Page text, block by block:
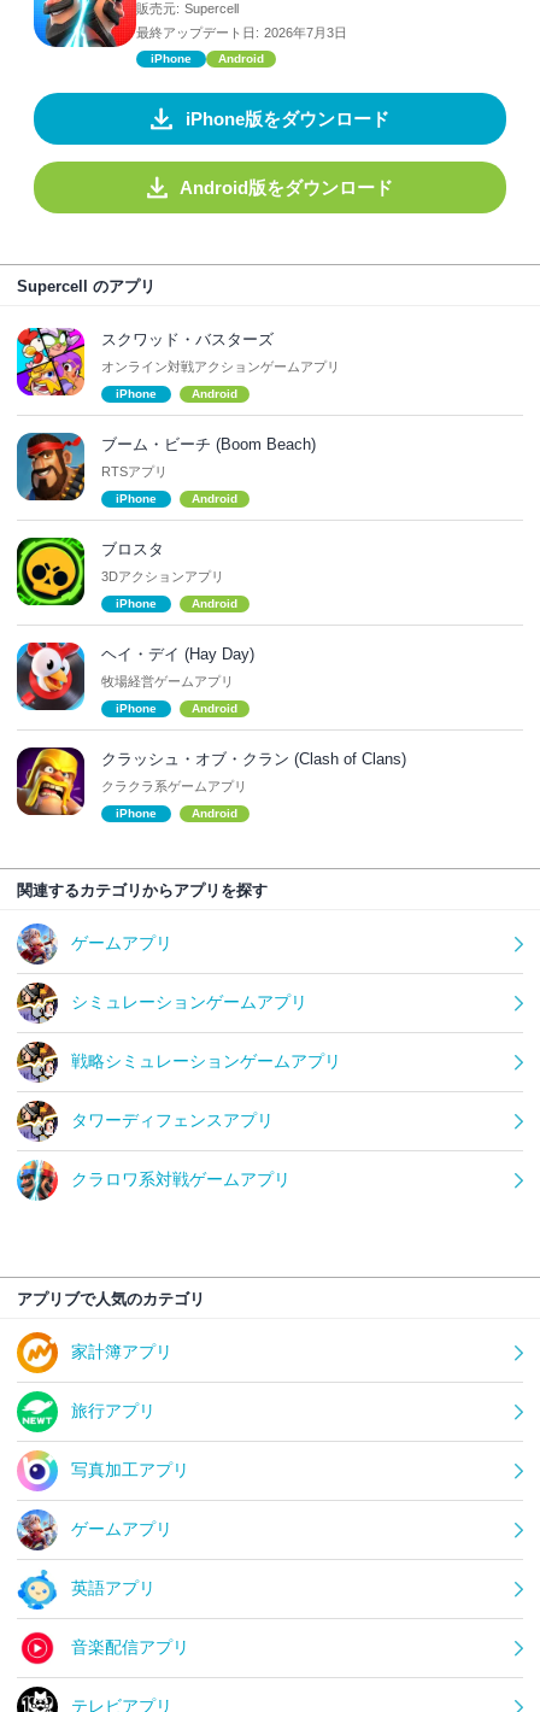
販売元: Supercell
最終アップデート日: 2026年7月3日
iPhone Android
iPhone版をダウンロード
Android版をダウンロード
Supercell のアプリ
スクワッド・バスターズ
オンライン対戦アクションゲームアプリ
iPhone Android
ブーム・ビーチ (Boom Beach)
RTSアプリ
iPhone Android
ブロスタ
3Dアクションアプリ
iPhone Android
ヘイ・デイ (Hay Day)
牧場経営ゲームアプリ
iPhone Android
クラッシュ・オブ・クラン (Clash of Clans)
クラクラ系ゲームアプリ
iPhone Android
関連するカテゴリからアプリを探す
ゲームアプリ
シミュレーションゲームアプリ
戦略シミュレーションゲームアプリ
タワーディフェンスアプリ
クラロワ系対戦ゲームアプリ
アプリブで人気のカテゴリ
家計簿アプリ
旅行アプリ
写真加工アプリ
ゲームアプリ
英語アプリ
音楽配信アプリ
テレビアプリ